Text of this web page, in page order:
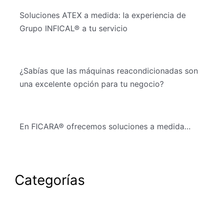
Soluciones ATEX a medida: la experiencia de
Grupo INFICAL® a tu servicio
¿Sabías que las máquinas reacondicionadas son
una excelente opción para tu negocio?
En FICARA® ofrecemos soluciones a medida…
Categorías